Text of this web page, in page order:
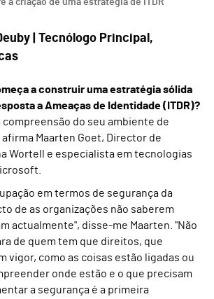
a criação de uma estratégia de ITDR
| Tecnólogo Principal,
a construir uma estratégia sólida
a Ameaças de Identidade (ITDR)?
compreensão do seu ambiente de
Maarten Goet, Director de
Wortell e especialista em tecnologias
em termos de segurança da
de as organizações não saberem
actualmente", disse-me Maarten. "Não
de quem tem que direitos, que
vigor, como as coisas estão ligadas ou
onde estão e o que precisam
a segurança é a primeira